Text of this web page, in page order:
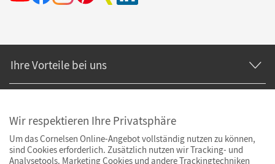
Ihre Vorteile bei uns
Wir respektieren Ihre Privatsphäre
Um das Cornelsen Online-Angebot vollständig nutzen zu können,
sind Cookies erforderlich. Zusätzlich nutzen wir Tracking- und
Analysetools. Marketing Cookies und andere Trackingtechniken